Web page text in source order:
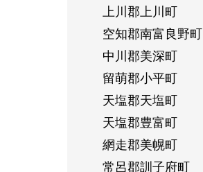
上川郡上川町
空知郡南富良野町
中川郡美深町
留萌郡小平町
天塩郡天塩町
天塩郡豊富町
網走郡美幌町
常呂郡訓子府町